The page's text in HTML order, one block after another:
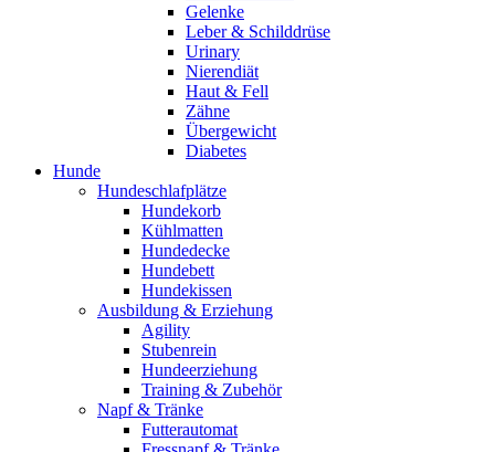
Gelenke
Leber & Schilddrüse
Urinary
Nierendiät
Haut & Fell
Zähne
Übergewicht
Diabetes
Hunde
Hundeschlafplätze
Hundekorb
Kühlmatten
Hundedecke
Hundebett
Hundekissen
Ausbildung & Erziehung
Agility
Stubenrein
Hundeerziehung
Training & Zubehör
Napf & Tränke
Futterautomat